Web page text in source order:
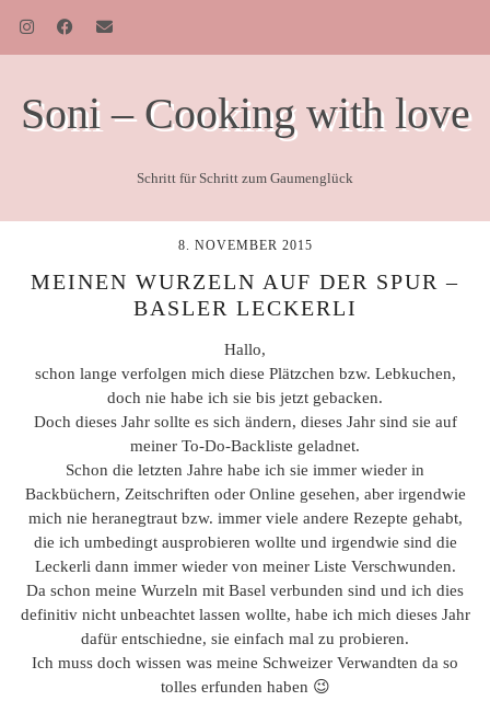
Soni – Cooking with love
Schritt für Schritt zum Gaumenglück
8. NOVEMBER 2015
MEINEN WURZELN AUF DER SPUR –
BASLER LECKERLI
Hallo,
schon lange verfolgen mich diese Plätzchen bzw. Lebkuchen,
doch nie habe ich sie bis jetzt gebacken.
Doch dieses Jahr sollte es sich ändern, dieses Jahr sind sie auf
meiner To-Do-Backliste geladnet.
Schon die letzten Jahre habe ich sie immer wieder in
Backbüchern, Zeitschriften oder Online gesehen, aber irgendwie
mich nie heranegtraut bzw. immer viele andere Rezepte gehabt,
die ich umbedingt ausprobieren wollte und irgendwie sind die
Leckerli dann immer wieder von meiner Liste Verschwunden.
Da schon meine Wurzeln mit Basel verbunden sind und ich dies
definitiv nicht unbeachtet lassen wollte, habe ich mich dieses Jahr
dafür entschiedne, sie einfach mal zu probieren.
Ich muss doch wissen was meine Schweizer Verwandten da so
tolles erfunden haben 😉